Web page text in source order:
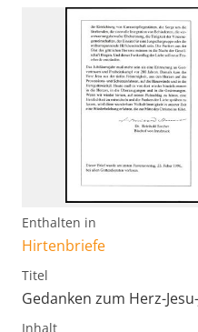
Enthalten in
Hirtenbriefe
Titel
Gedanken zum Herz-
Inhalt